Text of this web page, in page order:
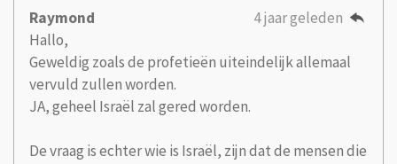
Raymond
4 jaar geleden
Hallo,
Geweldig zoals de profetieën uiteindelijk allemaal
vervuld zullen worden.
JA, geheel Israël zal gered worden.
De vraag is echter wie is Israël, zijn dat de mensen die